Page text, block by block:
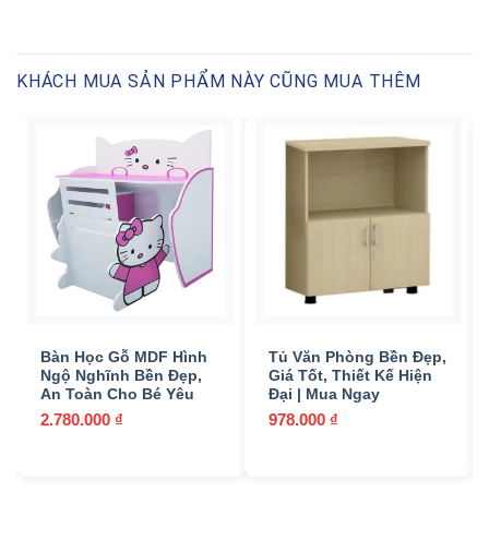
KHÁCH MUA SẢN PHẨM NÀY CŨNG MUA THÊM
Bàn Học Gỗ MDF Hình
Ngộ Nghĩnh Bền Đẹp,
An Toàn Cho Bé Yêu
2.780.000 ₫
Tủ Văn Phòng Bền Đẹp,
Giá Tốt, Thiết Kế Hiện
Đại | Mua Ngay
978.000 ₫